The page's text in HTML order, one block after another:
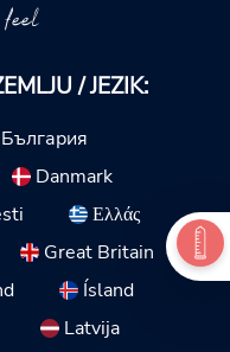
/ JEZIK:
България
Danmark
Ελλάς
Great Britain
Ísland
Latvija